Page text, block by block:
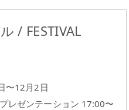
/ FESTIVAL
〜12月2日
ンテーション 17:00〜